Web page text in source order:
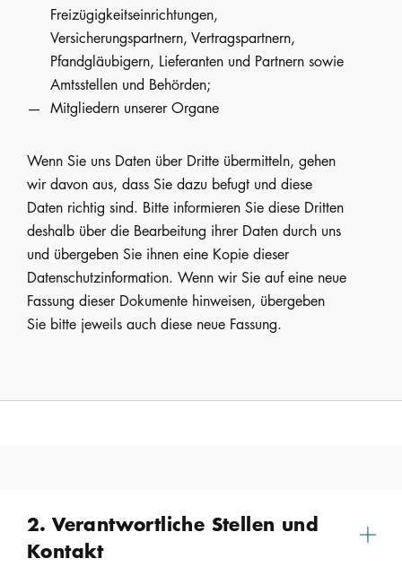
Freizügigkeitseinrichtungen,
Versicherungspartnern, Vertragspartnern,
Pfandgläubigern, Lieferanten und Partnern sowie
Amtsstellen und Behörden;
Mitgliedern unserer Organe
Wenn Sie uns Daten über Dritte übermitteln, gehen
wir davon aus, dass Sie dazu befugt und diese
Daten richtig sind. Bitte informieren Sie diese Dritten
deshalb über die Bearbeitung ihrer Daten durch uns
und übergeben Sie ihnen eine Kopie dieser
Datenschutzinformation. Wenn wir Sie auf eine neue
Fassung dieser Dokumente hinweisen, übergeben
Sie bitte jeweils auch diese neue Fassung.
2. Verantwortliche Stellen und
Kontakt